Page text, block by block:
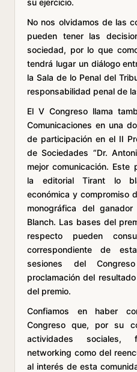
su ejercicio.
No nos olvidamos de las
pueden tener las
sociedad, por lo que
tendrá lugar un diálogo
la Sala de lo Penal del
responsabilidad penal de
El V Congreso llama
Comunicaciones en una
de participación en el II
de Sociedades “Dr.
mejor comunicación. Este
la editorial Tirant lo
económica y compromiso
monográfica del
Blanch. Las bases del
respecto pueden
correspondiente de
sesiones del
proclamación del
del premio.
Confiamos en haber
Congreso que, por su
actividades sociales,
networking como del
al interés de esta